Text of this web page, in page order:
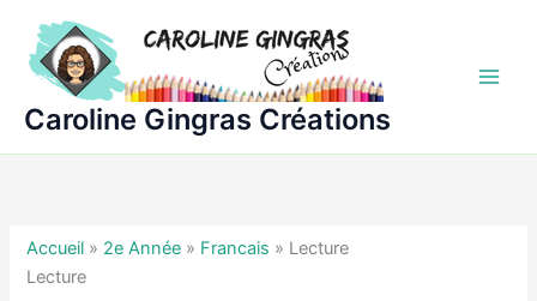
contenu
Caroline Gingras Créations
Accueil » 2e Année » Francais » Lecture
Lecture